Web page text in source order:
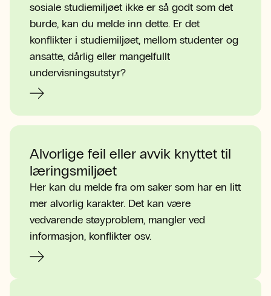
sosiale studiemiljøet ikke er så godt som det
burde, kan du melde inn dette. Er det
konflikter i studiemiljøet, mellom studenter og
ansatte, dårlig eller mangelfullt
undervisningsutstyr?
Alvorlige feil eller avvik knyttet til
læringsmiljøet
Her kan du melde fra om saker som har en litt
mer alvorlig karakter. Det kan være
vedvarende støyproblem, mangler ved
informasjon, konflikter osv.